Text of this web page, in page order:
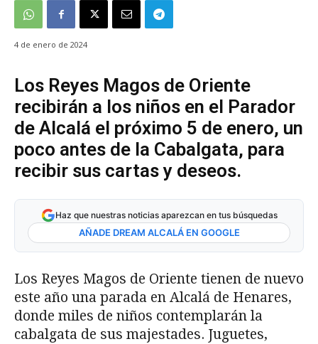
4 de enero de 2024
Los Reyes Magos de Oriente
recibirán a los niños en el Parador
de Alcalá el próximo 5 de enero, un
poco antes de la Cabalgata, para
recibir sus cartas y deseos.
Haz que nuestras noticias aparezcan en tus búsquedas
AÑADE DREAM ALCALÁ EN GOOGLE
Los Reyes Magos de Oriente tienen de nuevo
este año una parada en Alcalá de Henares,
donde miles de niños con­templarán la
cabalgata de sus majestades. Juguetes,